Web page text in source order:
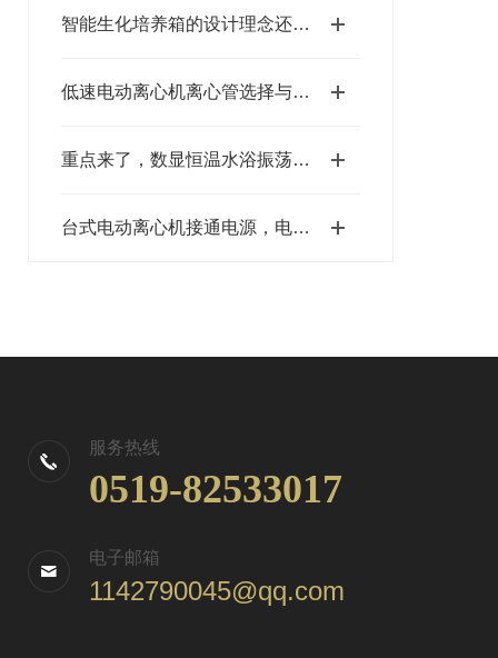
智能生化培养箱的设计理念还不知道，看这里！
低速电动离心机离心管选择与样品分离效率优化
重点来了，数显恒温水浴振荡器的性能特点
台式电动离心机接通电源，电动机不转时的应对措施
服务热线
0519-82533017
电子邮箱
1142790045@qq.com